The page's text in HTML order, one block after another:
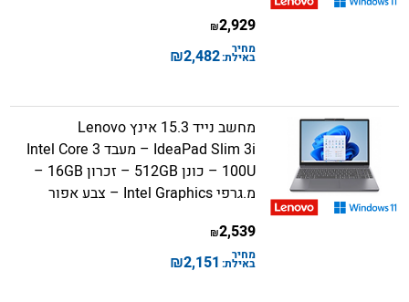
2,929
₪
מחיר
באילת:2,482
₪
מחשב נייד 15.3 אינץ Lenovo
IdeaPad Slim 3i – מעבד Intel Core 3
100U – כונן 512GB – זכרון 16GB –
מ.גרפי Intel Graphics – צבע אפור
2,539
₪
מחיר
באילת: 2,151
₪